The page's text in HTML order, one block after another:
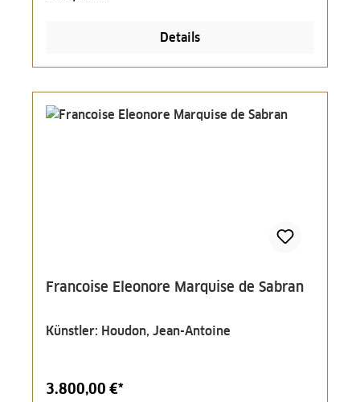
Details
Francoise Eleonore Marquise de Sabran
Künstler: Houdon, Jean-Antoine
3.800,00 €*